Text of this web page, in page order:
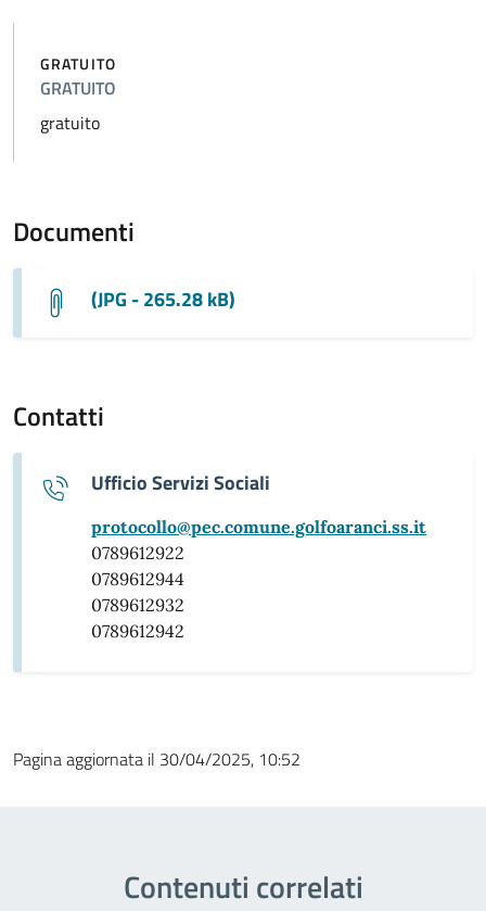
GRATUITO
GRATUITO
gratuito
Documenti
(JPG - 265.28 kB)
Contatti
Ufficio Servizi Sociali
protocollo@pec.comune.golfoaranci.ss.it
0789612922
0789612944
0789612932
0789612942
Pagina aggiornata il 30/04/2025, 10:52
Contenuti correlati